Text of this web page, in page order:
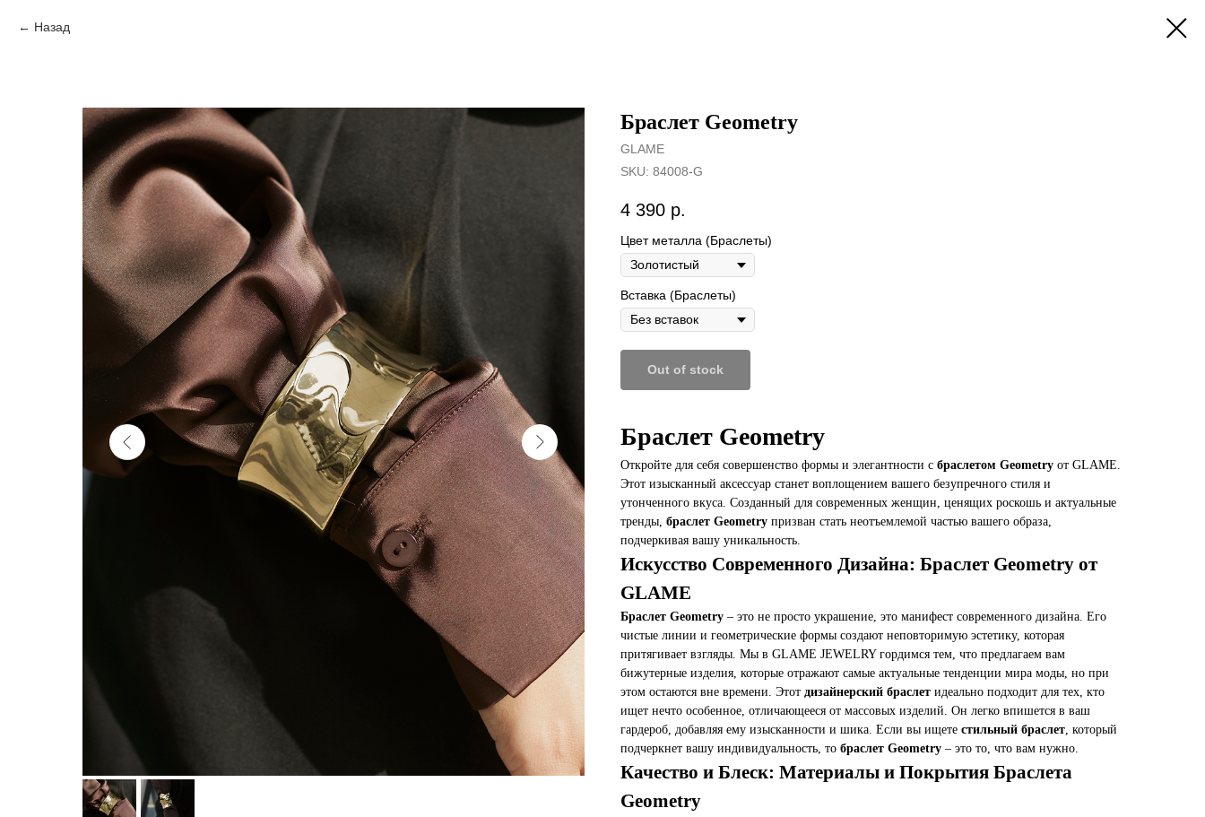
Назад
Браслет Geometry
GLAME
SKU: 84008-G
4 390 р.
Цвет металла (Браслеты)
Вставка (Браслеты)
Out of stock
Браслет Geometry
Откройте для себя совершенство формы и элегантности с браслетом Geometry от GLAME.
Этот изысканный аксессуар станет воплощением вашего безупречного стиля и
утонченного вкуса. Созданный для современных женщин, ценящих роскошь и актуальные
тренды, браслет Geometry призван стать неотъемлемой частью вашего образа,
подчеркивая вашу уникальность.
Искусство Современного Дизайна: Браслет Geometry от
GLAME
Браслет Geometry – это не просто украшение, это манифест современного дизайна. Его
чистые линии и геометрические формы создают неповторимую эстетику, которая
притягивает взгляды. Мы в GLAME JEWELRY гордимся тем, что предлагаем вам
бижутерные изделия, которые отражают самые актуальные тенденции мира моды, но при
этом остаются вне времени. Этот дизайнерский браслет идеально подходит для тех, кто
ищет нечто особенное, отличающееся от массовых изделий. Он легко впишется в ваш
гардероб, добавляя ему изысканности и шика. Если вы ищете стильный браслет, который
подчеркнет вашу индивидуальность, то браслет Geometry – это то, что вам нужно.
Качество и Блеск: Материалы и Покрытия Браслета
Geometry